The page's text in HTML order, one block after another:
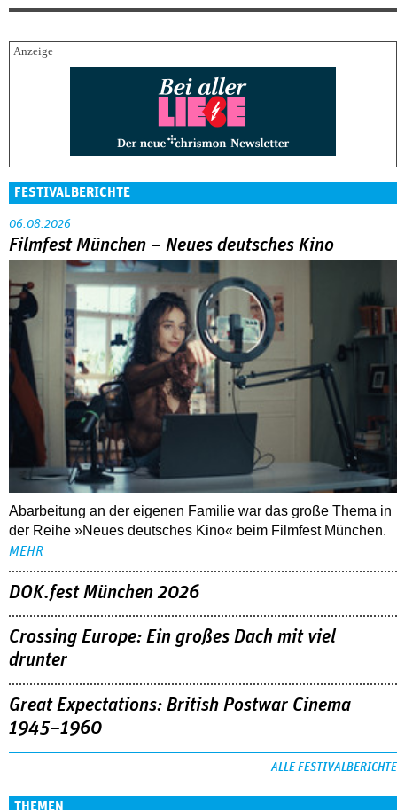
FESTIVALBERICHTE
06.08.2026
Filmfest München – Neues deutsches Kino
Abarbeitung an der eigenen Familie war das große Thema in
der Reihe »Neues deutsches Kino« beim Filmfest München.
MEHR
DOK.fest München 2026
Crossing Europe: Ein großes Dach mit viel
drunter
Great Expectations: British Postwar Cinema
1945–1960
ALLE FESTIVALBERICHTE
THEMEN